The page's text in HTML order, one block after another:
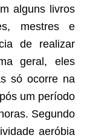
alguns livros
mestres e
de realizar
geral, eles
só ocorre na
um período
Segundo
aeróbia